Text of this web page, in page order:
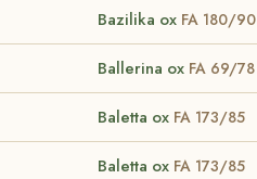
Bazilika ox FA 180/90
Ballerina ox FA 69/78
Baletta ox FA 173/85
Baletta ox FA 173/85